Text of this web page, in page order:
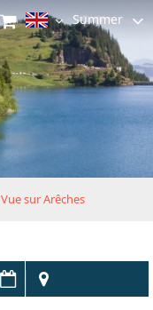
Summer
Vue sur Arêches